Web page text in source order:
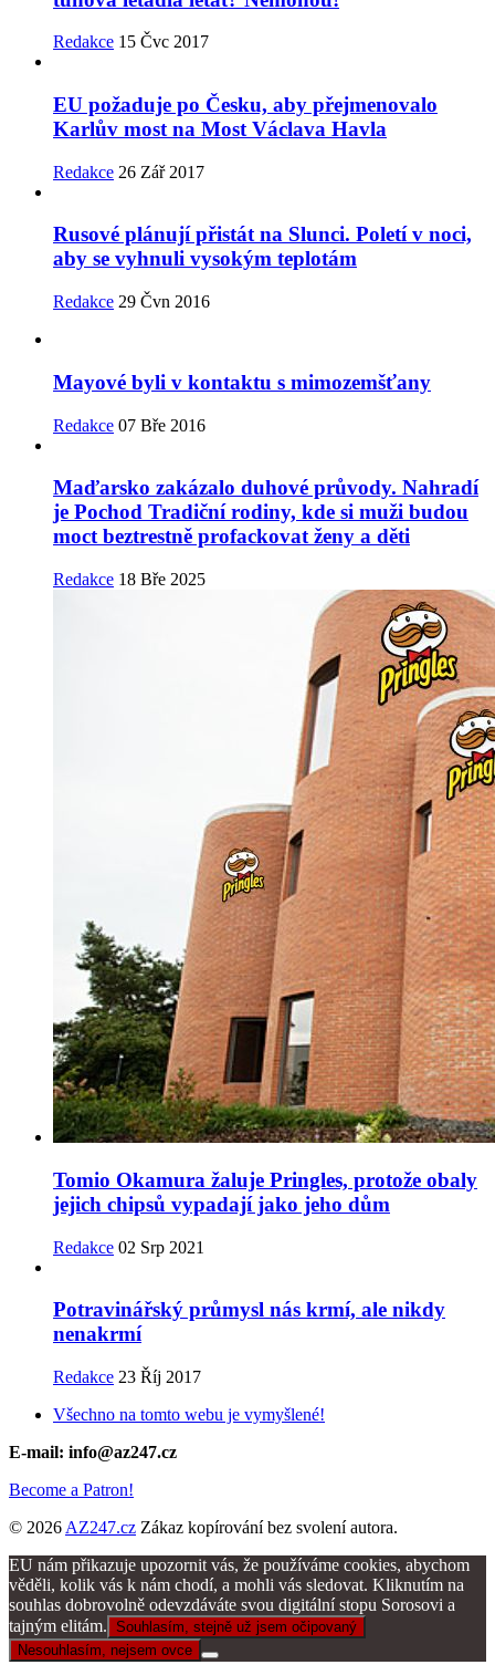
Redakce 15 Čvc 2017
EU požaduje po Česku, aby přejmenovalo
Karlův most na Most Václava Havla
Redakce 26 Zář 2017
Rusové plánují přistát na Slunci. Poletí v noci,
aby se vyhnuli vysokým teplotám
Redakce 29 Čvn 2016
Mayové byli v kontaktu s mimozemšťany
Redakce 07 Bře 2016
Maďarsko zakázalo duhové průvody. Nahradí
je Pochod Tradiční rodiny, kde si muži budou
moct beztrestně profackovat ženy a děti
Redakce 18 Bře 2025
Tomio Okamura žaluje Pringles, protože obaly
jejich chipsů vypadají jako jeho dům
Redakce 02 Srp 2021
Potravinářský průmysl nás krmí, ale nikdy
nenakrmí
Redakce 23 Říj 2017
Všechno na tomto webu je vymyšlené!
E-mail: info@az247.cz
Become a Patron!
© 2026 AZ247.cz Zákaz kopírování bez svolení autora.
EU nám přikazuje upozornit vás, že používáme cookies, abychom
věděli, kolik vás k nám chodí, a mohli vás sledovat. Kliknutím na
souhlas dobrovolně odevzdáváte svou digitální stopu Sorosovi a
tajným elitám. Souhlasím, stejně už jsem očipovaný
Nesouhlasím, nejsem ovce